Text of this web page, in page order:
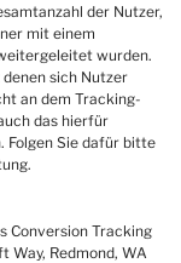
der Nutzer,
mit einem
wurden.
sich Nutzer
an dem Tracking-
das hierfür
Folgen Sie dafür bitte
Conversion Tracking
Way, Redmond, WA